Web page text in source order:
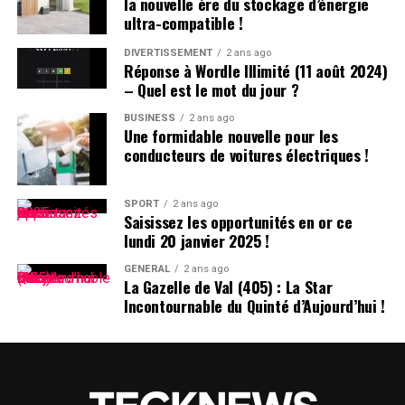
l’année pour dénicher les meilleures offres sur le
MacBook pro ainsi que sur le MacBook Air qui présente
également plusieurs similitudes avec son homologue
pro.
Comparaison des Prix Actuels
Vous trouverez ci-dessous des tableaux comparatifs
affichant les meilleurs prix actuels pour chaque modèle
standard du MacBook Pro (y compris ceux mis en vente
depuis le 8 novembre). Des offres sont également
disponibles pour certains modèles désormais
discontinués tant qu’ils restent en stock chez divers
détaillants.
Aperçu des Meilleures Offres Actuelles
ultra-compatible !
DIVERTISSEMENT 2 ans ago
Réponse à Wordle Illimité (11 août 2024)
– Quel est le mot du jour ?
BUSINESS 2 ans ago
Une formidable nouvelle pour les
conducteurs de voitures électriques !
SPORT 2 ans ago
Saisissez les opportunités en or ce
lundi 20 janvier 2025 !
GÉNÉRAL 2 ans ago
La Gazelle de Val (405) : La Star
Incontournable du Quinté d’Aujourd’hui !